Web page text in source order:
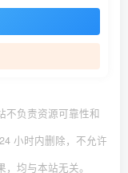
不负责资源可靠性和
小时内删除，不允许
均与本站无关。